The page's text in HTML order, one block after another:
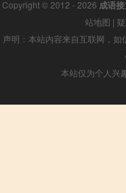
Copyright © 2012 - 2026 成语
站地图 |
声明：本站内容来自互联网，
本站仅为个人兴